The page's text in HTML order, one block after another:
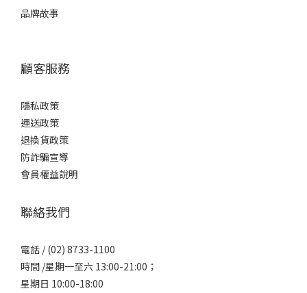
品牌故事
顧客服務
隱私政策
運送政策
退換貨政策
防詐騙宣導
會員權益說明
聯絡我們
電話 / (02) 8733-1100
時間 /星期一至六 13:00-21:00；
星期日 10:00-18:00